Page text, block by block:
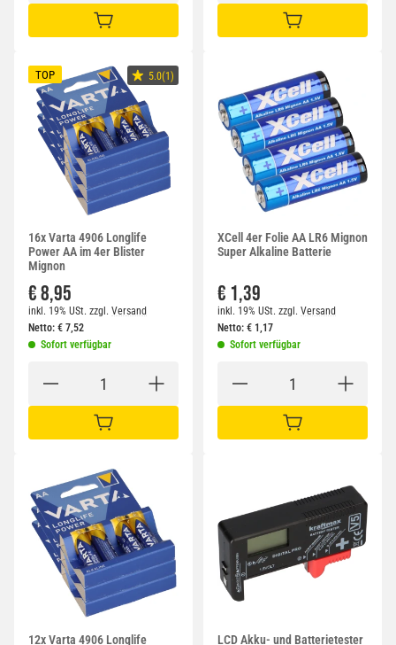
IN DEN WARENKORB IN DEN WARENKORB
TOP 5.0(1)
16x Varta 4906 Longlife
Power AA im 4er Blister
Mignon
€ 8,95
inkl. 19% USt. zzgl. Versand
Netto: € 7,52
Sofort verfügbar
IN DEN WARENKORB
XCell 4er Folie AA LR6 Mignon
Super Alkaline Batterie
€ 1,39
inkl. 19% USt. zzgl. Versand
Netto: € 1,17
Sofort verfügbar
IN DEN WARENKORB
12x Varta 4906 Longlife
LCD Akku- und Batterietester